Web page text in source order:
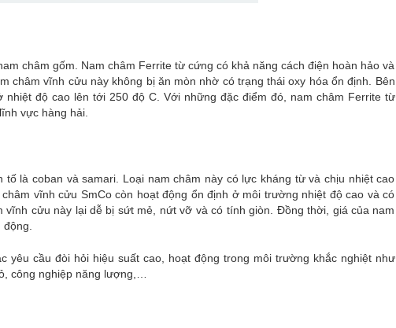
châm gốm. Nam châm Ferrite từ cứng có khả năng cách điện hoàn hảo và
châm vĩnh cửu này không bị ăn mòn nhờ có trạng thái oxy hóa ổn định. Bên
độ cao lên tới 250 độ C. Với những đặc điểm đó, nam châm Ferrite từ
vực hàng hải.
là coban và samari. Loại nam châm này có lực kháng từ và chịu nhiệt cao
vĩnh cửu SmCo còn hoạt động ổn định ở môi trường nhiệt độ cao và có
vĩnh cửu này lại dễ bị sứt mẻ, nứt vỡ và có tính giòn. Đồng thời, giá của nam
yêu cầu đòi hỏi hiệu suất cao, hoạt động trong môi trường khắc nghiệt như
công nghiệp năng lượng,…